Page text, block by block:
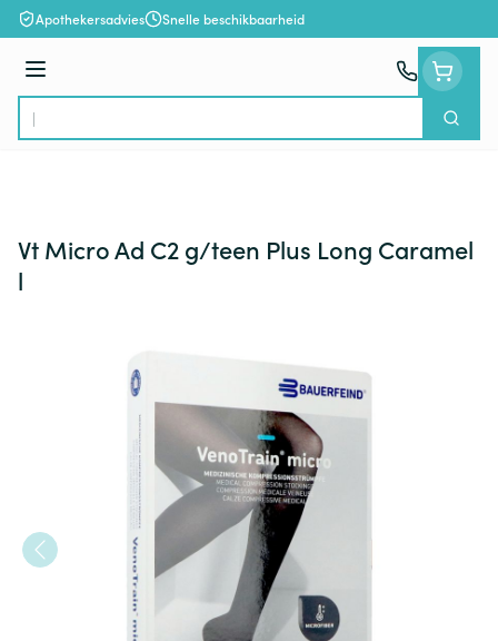
Ga naar de inhoud
Apothekersadvies Snelle beschikbaarheid
Menu
Product, merk, categorie...
Zoek
Vt Micro Ad C2 g/teen Plus Long Caramel
l